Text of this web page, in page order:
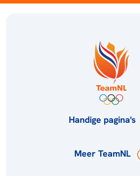
Handige pagina's
Meer TeamNL